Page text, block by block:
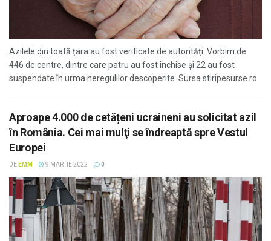
Azilele din toată țara au fost verificate de autorități. Vorbim de
446 de centre, dintre care patru au fost închise și 22 au fost
suspendate în urma neregulilor descoperite. Sursa stiripesurse.ro
Aproape 4.000 de cetățeni ucraineni au solicitat azil
în România. Cei mai mulţi se îndreaptă spre Vestul
Europei
DE EMM 9 MARTIE 2022 0